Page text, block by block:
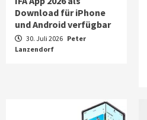
Download für iPhone
und Android verfügbar
30. Juli 2026 Peter
Lanzendorf